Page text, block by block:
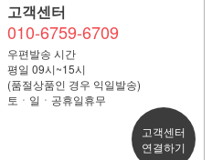
고객센터
010-6759-6709
우편발송 시간
평일 09시~15시
(품절상품인 경우 익일발송)
토ㆍ일ㆍ공휴일휴무
고객센터
연결하기